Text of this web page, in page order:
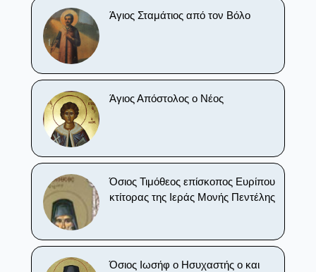
Άγιος Σταμάτιος από τον Βόλο
Άγιος Απόστολος ο Νέος
Όσιος Τιμόθεος επίσκοπος Ευρίπου
κτίτορας της Ιεράς Μονής Πεντέλης
Όσιος Ιωσήφ ο Ησυχαστής ο και